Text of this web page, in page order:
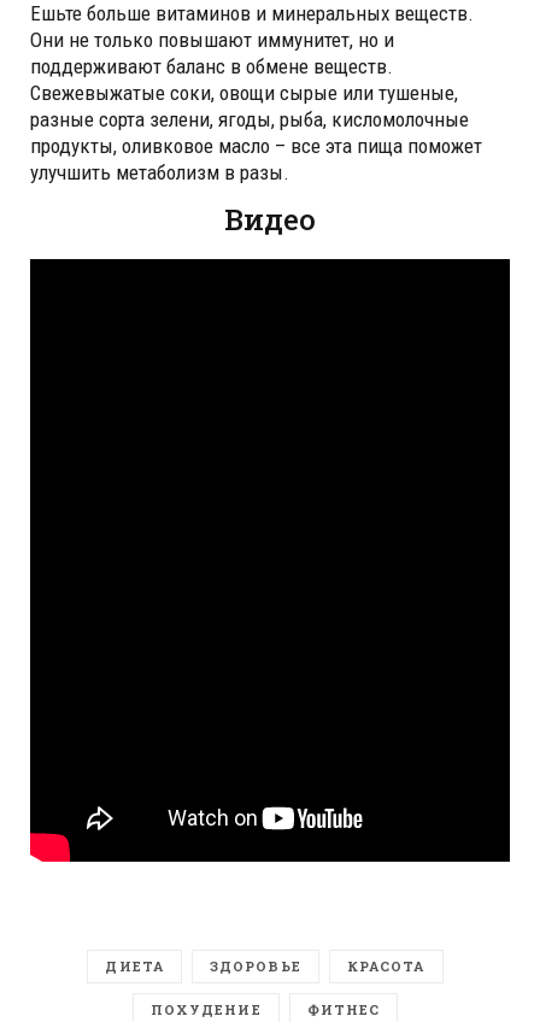
Ешьте больше витаминов и минеральных веществ.
Они не только повышают иммунитет, но и
поддерживают баланс в обмене веществ.
Свежевыжатые соки, овощи сырые или тушеные,
разные сорта зелени, ягоды, рыба, кисломолочные
продукты, оливковое масло – все эта пища поможет
улучшить метаболизм в разы.
Видео
ДИЕТА ЗДОРОВЬЕ КРАСОТА
ПОХУДЕНИЕ ФИТНЕС